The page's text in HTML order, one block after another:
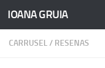
Skip to content
IOANA GRUIA
CARRUSEL/ RESENAS